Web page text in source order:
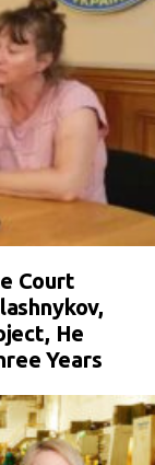
Court
He
Years